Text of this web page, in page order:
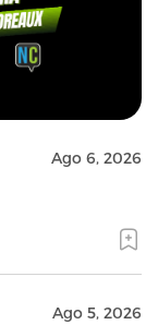
Ago 6, 2026
Ago 5, 2026